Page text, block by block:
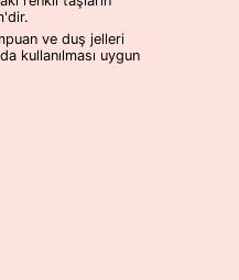
ve duş jelleri
kullanılması uygun